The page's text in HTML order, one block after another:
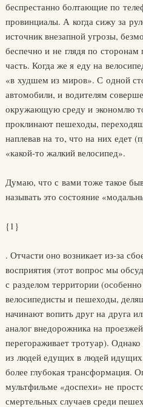
беспрестанно болтающие по
провинциалы. А когда сижу за
источник внезапной угрозы,
беспечно и не глядя по
часть. Когда же я еду на
«в худшем из миров». С одной
автомобили, и водителям
окружа­ющую среду и экономлю
проклинают пешеходы,
наплевав на то, что на них едет
«какой-то жалкий велосипед».
Думаю, что с вами тоже такое
называть это состояние
{1}
. Отчасти оно возникает из-за
восприятия (этот вопрос мы
с разделом территории (особенно
велосипедисты и пешеходы,
начинают вопить друг на друга
аналог внедорожника на
перегораживает тротуар).
из людей едущих в людей
более глубокая трансформация.
мультфильме «доспехи» не
смертельных случаев среди